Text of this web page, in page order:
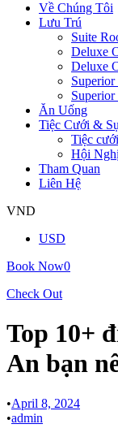
Về Chúng Tôi
Lưu Trú
Suite
Deluxe
Deluxe
Ăn Uống
Tiệc Cưới &
Tiệc cưới
Hội
Tham Quan
Liên Hệ
VND
USD
Book Now0
Check Out
Top 10+
An bạn
•April 8, 2024
•admin